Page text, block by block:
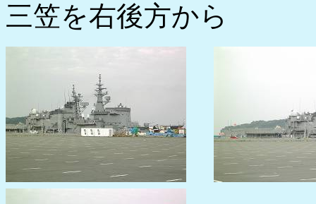
三笠を右後方から